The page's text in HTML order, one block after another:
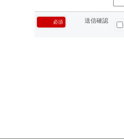
必須 送信確認